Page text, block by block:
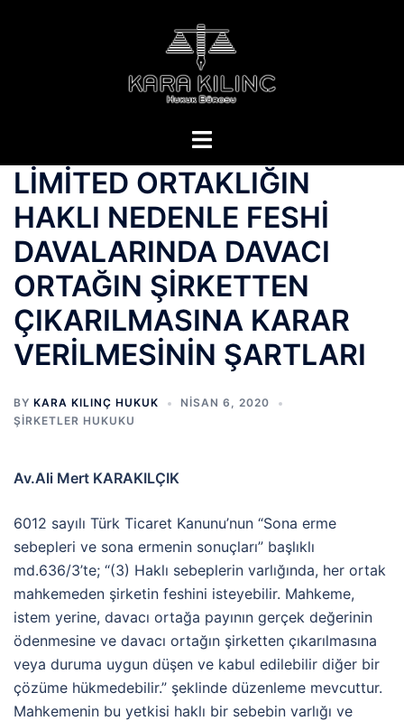
LİMİTED ORTAKLIĞIN
HAKLI NEDENLE FESHİ
DAVALARINDA DAVACI
ORTAĞIN ŞİRKETTEN
ÇIKARILMASINA KARAR
VERİLMESİNİN ŞARTLARI
BY KARA KILINÇ HUKUK
NISAN 6, 2020
ŞİRKETLER HUKUKU
Av.Ali Mert KARAKILÇIK
6012 sayılı Türk Ticaret Kanunu’nun “Sona erme
sebepleri ve sona ermenin sonuçları” başlıklı
md.636/3’te; “(3) Haklı sebeplerin varlığında, her ortak
mahkemeden şirketin feshini isteyebilir. Mahkeme,
istem yerine, davacı ortağa payının gerçek değerinin
ödenmesine ve davacı ortağın şirketten çıkarılmasına
veya duruma uygun düşen ve kabul edilebilir diğer bir
çözüme hükmedebilir.” şeklinde düzenleme mevcuttur.
Mahkemenin bu yetkisi haklı bir sebebin varlığı ve